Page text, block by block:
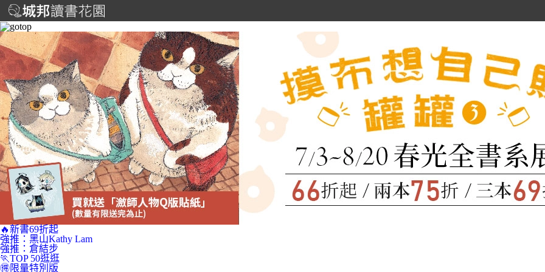
🔥新書69折起
強推：黑山Kathy Lam
強推：倉結步
🏃TOP 50逛逛
🉐限量特別版